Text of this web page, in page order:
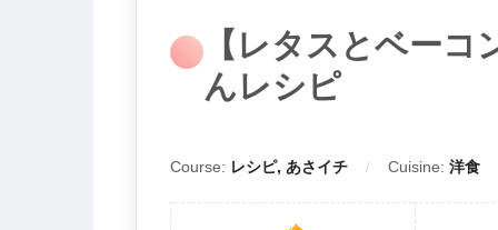
【レタスとベー
んレシピ
Course: レシピ, あさイチ Cuisine: 洋食